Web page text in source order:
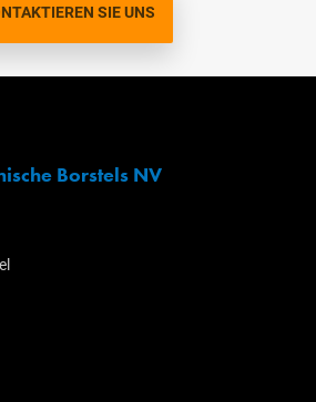
SIE UNS
Borstels NV